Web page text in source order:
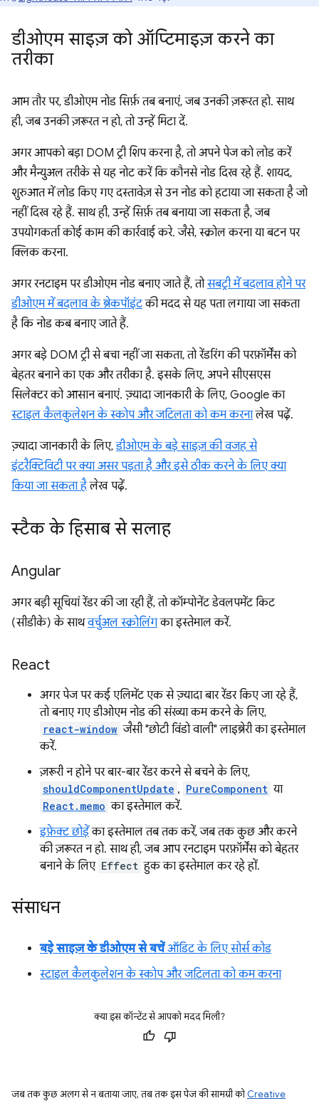
डीओएम साइज़ को ऑप्टिमाइज़ करने का
तरीका
आम तौर पर, डीओएम नोड सिर्फ़ तब बनाएं, जब उनकी ज़रूरत हो. साथ
ही, जब उनकी ज़रूरत न हो, तो उन्हें मिटा दें.
अगर आपको बड़ा DOM ट्री शिप करना है, तो अपने पेज को लोड करें
और मैन्युअल तरीके से यह नोट करें कि कौनसे नोड दिख रहे हैं. शायद,
शुरुआत में लोड किए गए दस्तावेज़ से उन नोड को हटाया जा सकता है जो
नहीं दिख रहे हैं. साथ ही, उन्हें सिर्फ़ तब बनाया जा सकता है, जब
उपयोगकर्ता कोई काम की कार्रवाई करे. जैसे, स्क्रोल करना या बटन पर
क्लिक करना.
अगर रनटाइम पर डीओएम नोड बनाए जाते हैं, तोसबट्री में बदलाव होने पर
डीओएम में बदलाव के ब्रेकपॉइंटकी मदद से यह पता लगाया जा सकता
है कि नोड कब बनाए जाते हैं.
अगर बड़े DOM ट्री से बचा नहीं जा सकता, तो रेंडरिंग की परफ़ॉर्मेंस को
बेहतर बनाने का एक और तरीका है. इसके लिए, अपने सीएसएस
सिलेक्टर को आसान बनाएं. ज़्यादा जानकारी के लिए, Google का
स्टाइल कैलकुलेशन के स्कोप और जटिलता को कम करनालेख पढ़ें.
ज़्यादा जानकारी के लिए,डीओएम के बड़े साइज़ की वजह से
इंटरैक्टिविटी पर क्या असर पड़ता है और इसे ठीक करने के लिए क्या
किया जा सकता हैलेख पढ़ें.
स्टैक के हिसाब से सलाह
Angular
अगर बड़ी सूचियां रेंडर की जा रही हैं, तो कॉम्पोनेंट डेवलपमेंट किट
(सीडीके) के साथवर्चुअल स्क्रोलिंगका इस्तेमाल करें.
React
अगर पेज पर कई एलिमेंट एक से ज़्यादा बार रेंडर किए जा रहे हैं,
तो बनाए गए डीओएम नोड की संख्या कम करने के लिए,
react-window जैसी "छोटी विंडो वाली" लाइब्रेरी का इस्तेमाल
करें.
ज़रूरी न होने पर बार-बार रेंडर करने से बचने के लिए,
shouldComponentUpdate , PureComponent या
React.memo का इस्तेमाल करें.
इफ़ेक्ट छोड़ेंका इस्तेमाल तब तक करें, जब तक कुछ और करने
की ज़रूरत न हो. साथ ही, जब आप रनटाइम परफ़ॉर्मेंस को बेहतर
बनाने के लिए Effect हुक का इस्तेमाल कर रहे हों.
संसाधन
बड़े साइज़ के डीओएम से बचेंऑडिट के लिए सोर्स कोड
स्टाइल कैलकुलेशन के स्कोप और जटिलता को कम करना
क्या इस कॉन्टेंट से आपको मदद मिली?
जब तक कुछ अलग से न बताया जाए, तब तक इस पेज की सामग्री कोCreative